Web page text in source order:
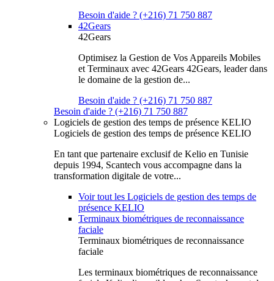
Besoin d'aide ? (+216) 71 750 887
42Gears
42Gears
Optimisez la Gestion de Vos Appareils Mobiles
et Terminaux avec 42Gears 42Gears, leader dans
le domaine de la gestion de...
Besoin d'aide ? (+216) 71 750 887
Besoin d'aide ? (+216) 71 750 887
Logiciels de gestion des temps de présence KELIO
Logiciels de gestion des temps de présence KELIO
En tant que partenaire exclusif de Kelio en Tunisie
depuis 1994, Scantech vous accompagne dans la
transformation digitale de votre...
Voir tout les Logiciels de gestion des temps de
présence KELIO
Terminaux biométriques de reconnaissance
faciale
Terminaux biométriques de reconnaissance
faciale
Les terminaux biométriques de reconnaissance